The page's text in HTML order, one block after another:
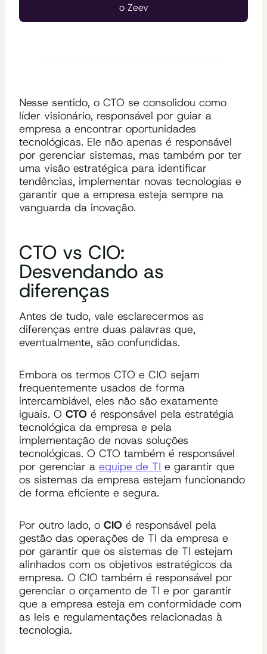
o Zeev
Nesse sentido, o CTO se consolidou como
líder visionário, responsável por guiar a
empresa a encontrar oportunidades
tecnológicas. Ele não apenas é responsável
por gerenciar sistemas, mas também por ter
uma visão estratégica para identificar
tendências, implementar novas tecnologias e
garantir que a empresa esteja sempre na
vanguarda da inovação.
CTO vs CIO:
Desvendando as
diferenças
Antes de tudo, vale esclarecermos as
diferenças entre duas palavras que,
eventualmente, são confundidas.
Embora os termos CTO e CIO sejam
frequentemente usados ​​de forma
intercambiável, eles não são exatamente
iguais. O CTO é responsável pela estratégia
tecnológica da empresa e pela
implementação de novas soluções
tecnológicas. O CTO também é responsável
por gerenciar a equipe de TI e garantir que
os sistemas da empresa estejam funcionando
de forma eficiente e segura.
Por outro lado, o CIO é responsável pela
gestão das operações de TI da empresa e
por garantir que os sistemas de TI estejam
alinhados com os objetivos estratégicos da
empresa. O CIO também é responsável por
gerenciar o orçamento de TI e por garantir
que a empresa esteja em conformidade com
as leis e regulamentações relacionadas à
tecnologia.